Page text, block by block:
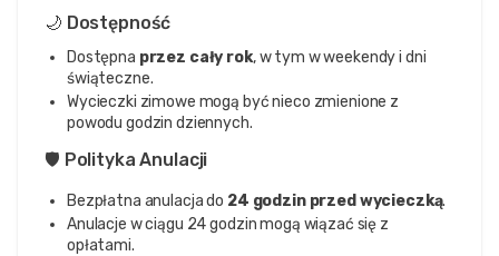
🌙 Dostępność
Dostępna przez cały rok, w tym w weekendy i dni
świąteczne.
Wycieczki zimowe mogą być nieco zmienione z
powodu godzin dziennych.
🛡️ Polityka Anulacji
Bezpłatna anulacja do 24 godzin przed wycieczką.
Anulacje w ciągu 24 godzin mogą wiązać się z
opłatami.